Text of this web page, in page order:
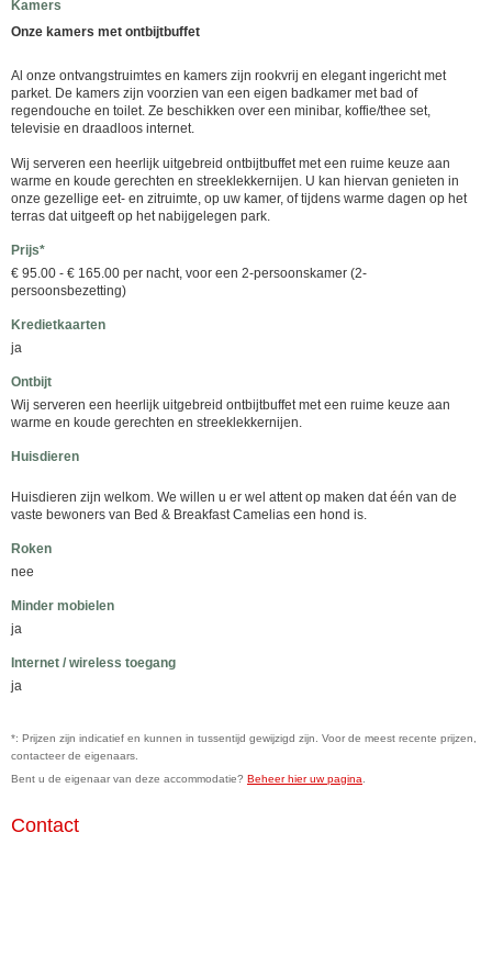
Kamers
Onze kamers met ontbijtbuffet
Al onze ontvangstruimtes en kamers zijn rookvrij en elegant ingericht met
parket. De kamers zijn voorzien van een eigen badkamer met bad of
regendouche en toilet. Ze beschikken over een minibar, koffie/thee set,
televisie en draadloos internet.
Wij serveren een heerlijk uitgebreid ontbijtbuffet met een ruime keuze aan
warme en koude gerechten en streeklekkernijen. U kan hiervan genieten in
onze gezellige eet- en zitruimte, op uw kamer, of tijdens warme dagen op het
terras dat uitgeeft op het nabijgelegen park.
Prijs*
€ 95.00 - € 165.00 per nacht, voor een 2-persoonskamer (2-
persoonsbezetting)
Kredietkaarten
ja
Ontbijt
Wij serveren een heerlijk uitgebreid ontbijtbuffet met een ruime keuze aan
warme en koude gerechten en streeklekkernijen.
Huisdieren
Huisdieren zijn welkom. We willen u er wel attent op maken dat één van de
vaste bewoners van Bed & Breakfast Camelias een hond is.
Roken
nee
Minder mobielen
ja
Internet / wireless toegang
ja
*: Prijzen zijn indicatief en kunnen in tussentijd gewijzigd zijn. Voor de meest recente prijzen,
contacteer de eigenaars.
Bent u de eigenaar van deze accommodatie? Beheer hier uw pagina
Contact